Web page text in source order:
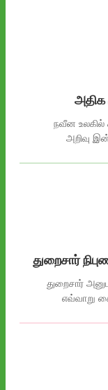
நவீன உலகில்
அறிவு
துறைசார்
துறைசார்
எவ்வாறு